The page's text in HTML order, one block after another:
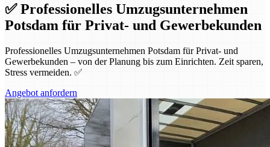
✅ Professionelles Umzugsunternehmen
Potsdam für Privat- und Gewerbekunden
Professionelles Umzugsunternehmen Potsdam für Privat- und
Gewerbekunden – von der Planung bis zum Einrichten. Zeit sparen,
Stress vermeiden. ✅
Angebot anfordern